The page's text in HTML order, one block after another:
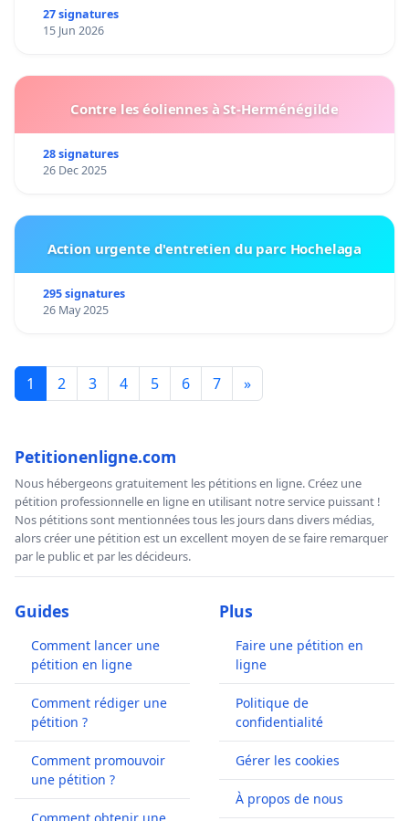
27 signatures
15 Jun 2026
Contre les éoliennes à St-Herménégilde
28 signatures
26 Dec 2025
Action urgente d'entretien du parc Hochelaga
295 signatures
26 May 2025
1 2 3 4 5 6 7 »
Petitionenligne.com
Nous hébergeons gratuitement les pétitions en ligne. Créez une
pétition professionnelle en ligne en utilisant notre service puissant !
Nos pétitions sont mentionnées tous les jours dans divers médias,
alors créer une pétition est un excellent moyen de se faire remarquer
par le public et par les décideurs.
Guides
Comment lancer une
pétition en ligne
Comment rédiger une
pétition ?
Comment promouvoir
une pétition ?
Plus
Faire une pétition en
ligne
Politique de
confidentialité
Gérer les cookies
À propos de nous